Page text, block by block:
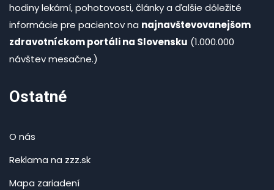
hodiny lekární, pohotovosti, články a ďalšie dôležité
informácie pre pacientov na najnavštevovanejšom
zdravotníckom portáli na Slovensku (1.000.000
návštev mesačne.)
Ostatné
O nás
Reklama na zzz.sk
Mapa zariadení